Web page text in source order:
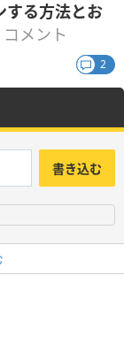
する方法とお
コメント
2
書き込む